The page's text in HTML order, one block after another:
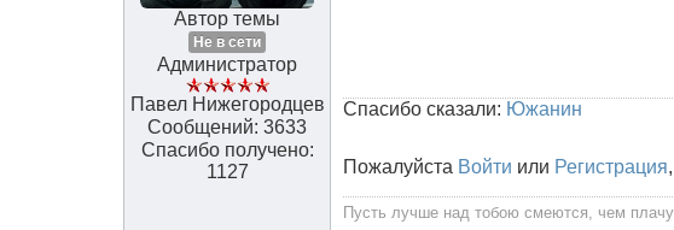
Автор темы
Не в сети
Администратор
Павел Нижегородцев
Сообщений: 3633
Спасибо получено:
1127
Спасибо сказали: Южанин
Пожалуйста Войти или Регистрация
Пусть лучше над тобою смеются, чем